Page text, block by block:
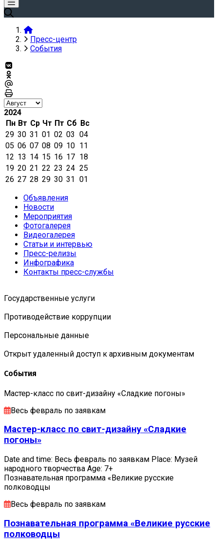
Пресс-центр
События
2024
Пн Вт Ср Чт Пт Сб Вс
29 30 31 01 02 03 04
05 06 07 08 09 10 11
12 13 14 15 16 17 18
19 20 21 22 23 24 25
26 27 28 29 30 31 01
Объявления
Новости
Мероприятия
Фотогалерея
Видеогалерея
Статьи и интервью
Пресс-релизы
Инфографика
Контакты пресс-службы
Государственные услуги
Противодействие коррупции
Персональные данные
Открыт удаленный доступ к архивным документам
События
Мастер-класс по свит-дизайну «Сладкие погоны»
Весь февраль по заявкам
Мастер-класс по свит-дизайну «Сладкие
погоны»
Date and time: Весь февраль по заявкам Place: Музей
народного творчества Age: 7+
Познавательная программа «Великие русские
полководцы
Весь февраль по заявкам
Познавательная программа «Великие русские
полководцы